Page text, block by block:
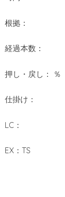
根拠：
経過本数：
押し・戻し： ％
仕掛け：
LC：
EX：TS